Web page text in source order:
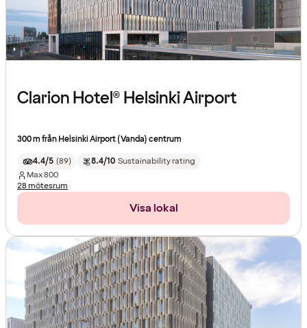
Clarion Hotel® Helsinki Airport
300 m från Helsinki Airport (Vanda) centrum
4.4/5 (89) 8.4/10 Sustainability rating
Max800
28 mötesrum
Visa lokal